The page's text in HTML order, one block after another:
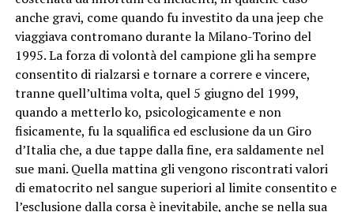
anche gravi, come quando fu investito da una jeep che
viaggiava contromano durante la Milano-Torino del
1995. La forza di volontà del campione gli ha sempre
consentito di rialzarsi e tornare a correre e vincere,
tranne quell’ultima volta, quel 5 giugno del 1999,
quando a metterlo ko, psicologicamente e non
fisicamente, fu la squalifica ed esclusione da un Giro
d’Italia che, a due tappe dalla fine, era saldamente nel
sue mani. Quella mattina gli vengono riscontrati valori
di ematocrito nel sangue superiori al limite consentito e
l’esclusione dalla corsa è inevitabile, anche se nella sua